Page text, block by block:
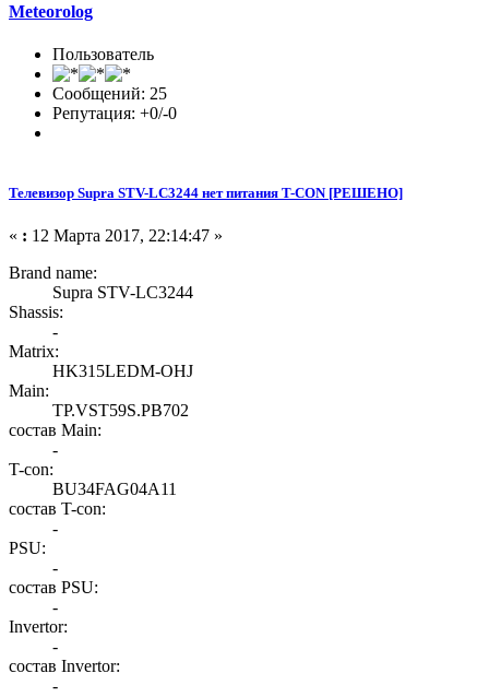
Meteorolog
Пользователь
Сообщений: 25
Репутация: +0/-0
Телевизор Supra STV-LC3244 нет питания T-CON [РЕШЕНО]
« : 12 Марта 2017, 22:14:47 »
Brand name:
Supra STV-LC3244
Shassis:
-
Matrix:
HK315LEDM-OHJ
Main:
TP.VST59S.PB702
состав Main:
-
T-con:
BU34FAG04A11
состав T-con:
-
PSU:
-
состав PSU:
-
Invertor:
-
состав Invertor:
-